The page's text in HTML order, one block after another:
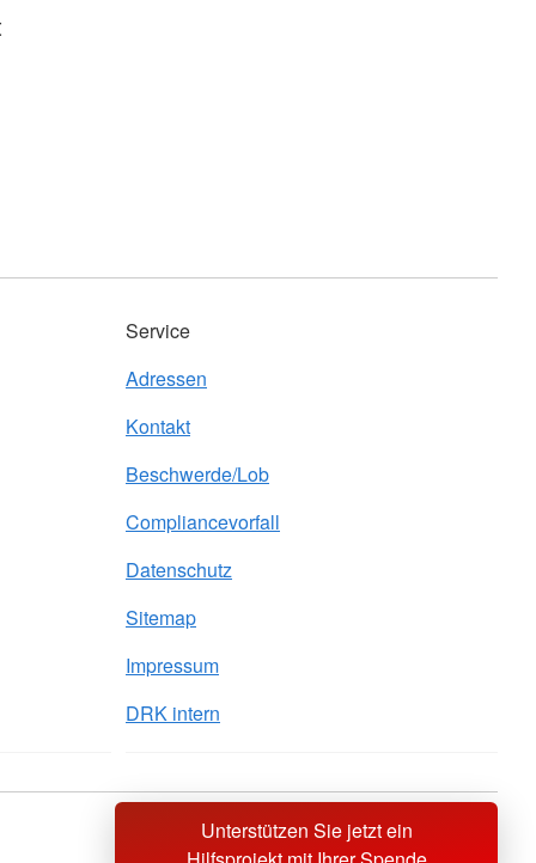
Unterstützen Sie jetzt ein
Service
Adressen
Kontakt
Beschwerde/Lob
Compliancevorfall
Datenschutz
Sitemap
Impressum
DRK intern
Sprache wechseln zu